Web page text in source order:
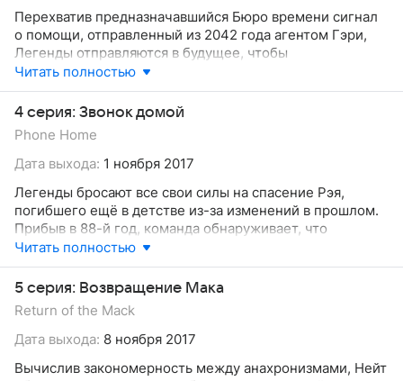
время до Сары доходит информация о зле невероятных
масштабов, которого страшится даже её работодатель.
Перехватив предназначавшийся Бюро времени сигнал
о помощи, отправленный из 2042 года агентом Гэри,
Легенды отправляются в будущее, чтобы
нейтрализовать очередной анахронизм. Им
оказывается женщина со способностями, убивающая
всё вокруг и охотящаяся за неизвестной мятежницей.
Тем временем, желая помочь Амайе справится с силой
тотема, Нейт предлагает девушке испытать необычное
средство. Сара же заключает сделку с обнаруженной
мотив сотрудничать со своими нежданными
"спасителями".
Читать полностью
4 серия: Звонок домой
Phone Home
Дата выхода: 1 ноября 2017
Легенды бросают все свои силы на спасение Рэя,
погибшего ещё в детстве из-за изменений в прошлом.
Прибыв в 88-й год, команда обнаруживает, что
малолетний Атом подружился с найденным в
канализации маленьким и весьма опасным
анахронизмом, способным читать мысли. Ситуация
осложняется с появлением в этом же времени другого
корабля, а следом и матери маленького монстра,
готовой на всё ради своего потомства. Между тем Мик
Мартина, что наталкивает их на ужасное подозрение.
Читать полностью
5 серия: Возвращение Мака
Return of the Mack
Дата выхода: 8 ноября 2017
Вычислив закономерность между анахронизмами, Нейт